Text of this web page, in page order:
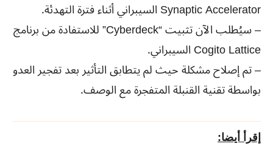
Synaptic Accelerator السيبراني أثناء فترة التهدئة.
– سيُطلب الآن تثبيت “Cyberdeck” للاستفادة من برنامج
Cogito Lattice السيبراني.
– تم إصلاح مشكلة حيث لم يتطابق التأثير بعد تفجير العدو
بواسطة تقنية القنبلة المتفجرة مع الوصف.
إقرأ أيضا: